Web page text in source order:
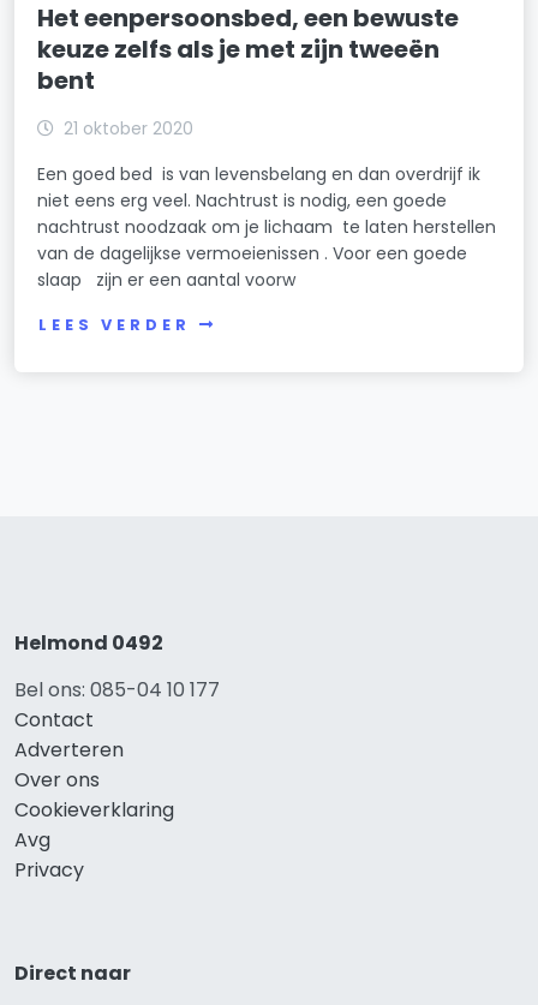
Het eenpersoonsbed, een bewuste
keuze zelfs als je met zijn tweeën
bent
21 oktober 2020
Een goed bed is van levensbelang en dan overdrijf ik
niet eens erg veel. Nachtrust is nodig, een goede
nachtrust noodzaak om je lichaam te laten herstellen
van de dagelijkse vermoeienissen . Voor een goede
slaap zijn er een aantal voorw
LEES VERDER
Helmond 0492
Bel ons: 085-04 10 177
Contact
Adverteren
Over ons
Cookieverklaring
Avg
Privacy
Direct naar